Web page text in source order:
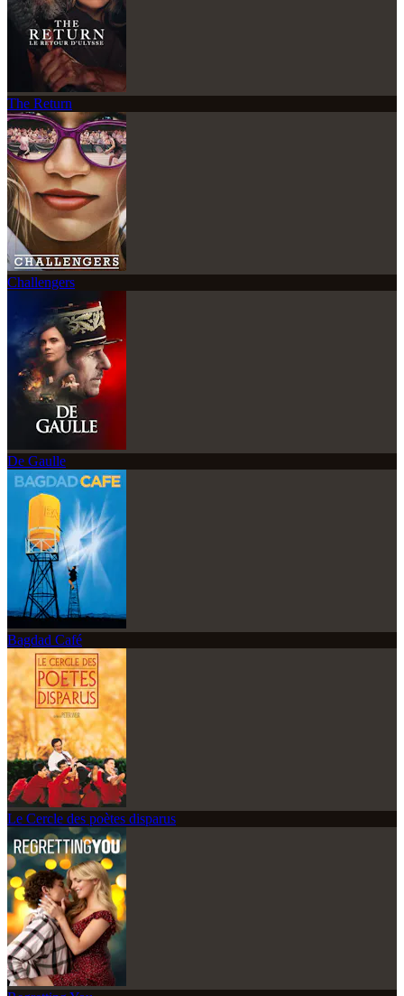
The Return
Challengers
De Gaulle
Bagdad Café
Le Cercle des poètes disparus